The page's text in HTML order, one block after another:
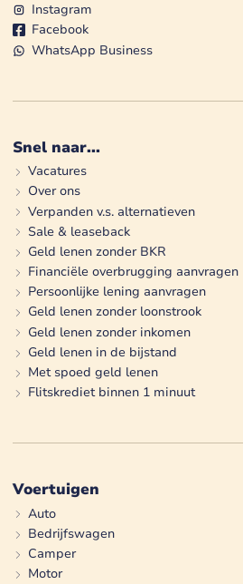
Instagram
Facebook
WhatsApp Business
Snel naar...
Vacatures
Over ons
Verpanden v.s. alternatieven
Sale & leaseback
Geld lenen zonder BKR
Financiële overbrugging aanvragen
Persoonlijke lening aanvragen
Geld lenen zonder loonstrook
Geld lenen zonder inkomen
Geld lenen in de bijstand
Met spoed geld lenen
Flitskrediet binnen 1 minuut
Voertuigen
Auto
Bedrijfswagen
Camper
Motor